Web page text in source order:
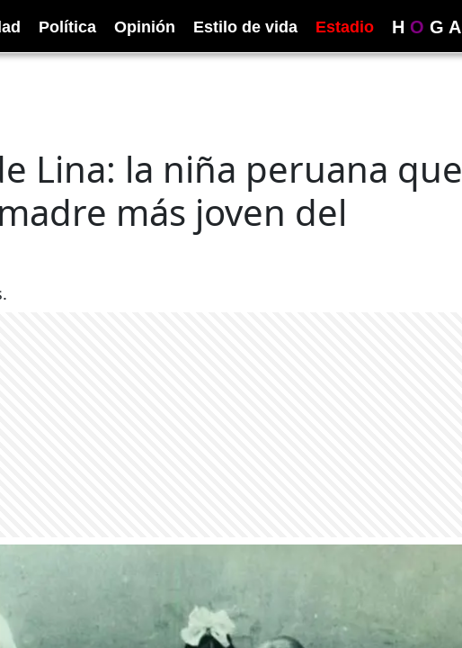
Política Opinión Estilo de vida Estadio H O G A
Lina: la niña peruana que
más joven del